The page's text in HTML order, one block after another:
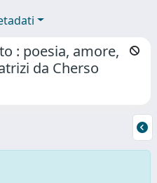
: poesia, amore,
da Cherso